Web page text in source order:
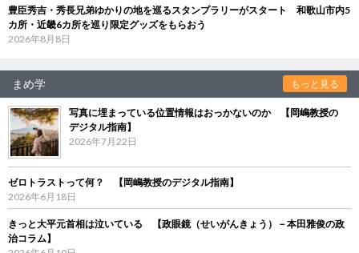
豊臣秀吉・秀長兄弟ゆかりの地を巡るスタンプラリーがスタート 和歌山市内5
カ所・近畿6カ所を巡り限定グッズをもらおう
2026年8月8日
まめ学 もっと見る
写真に埋まっている位置情報はおっかないのか 【岡嶋教授の
デジタル指南】
2026年7月22日
ゼロトラストって何？ 【岡嶋教授のデジタル指南】
2026年6月18日
きっと大平元首相は泣いている 【政眼鏡（せいがんきょう）－本田雅俊の政
治コラム】